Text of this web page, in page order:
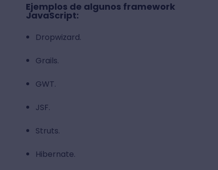
Ejemplos de algunos framework
JavaScript:
Dropwizard.
Grails.
GWT.
JSF.
Struts.
Hibernate.